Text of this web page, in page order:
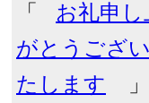
「
お礼申
がとうござ
たします